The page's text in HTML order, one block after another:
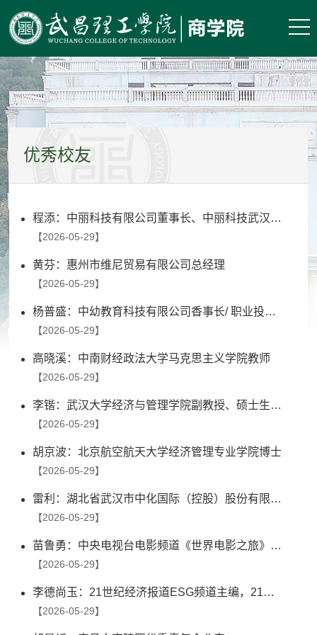
优秀校友
程添：中丽科技有限公司董事长、中丽科技武汉分公司总经理
【2026-05-29】
黄芬：惠州市维尼贸易有限公司总经理
【2026-05-29】
杨普盛：中幼教育科技有限公司香事长/ 职业投资人
【2026-05-29】
高晓溪：中南财经政法大学马克思主义学院教师
【2026-05-29】
李锴：武汉大学经济与管理学院副教授、硕士生导师
【2026-05-29】
胡京波：北京航空航天大学经济管理专业学院博士
【2026-05-29】
雷利：湖北省武汉市中化国际（控股）股份有限公司华中区负责人
【2026-05-29】
苗鲁勇：中央电视台电影频道《世界电影之旅》、《世界电影回顾》等节目总监兼主编
【2026-05-29】
李德尚玉：21世纪经济报道ESG频道主编，21经济研究院碳中和课题组研究员
【2026-05-29】